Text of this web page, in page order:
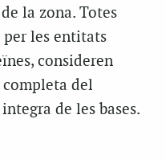
la zona. Totes
per les entitats
consideren
completa del
de les bases.